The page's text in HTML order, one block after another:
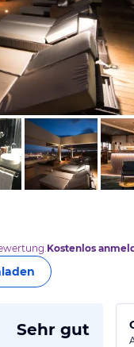
Kostenlos
Sehr gut